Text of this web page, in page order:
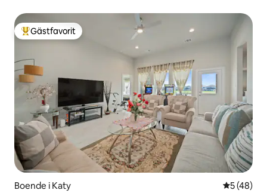
Populär gästfavorit
Gästfavorit
Boende i Katy 5 av 5 i
5 (48)